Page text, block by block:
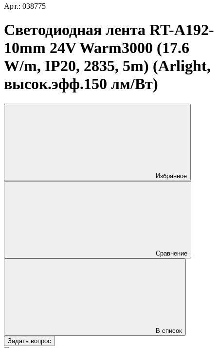
Арт.: 038775
Светодиодная лента RT-A192-
10mm 24V Warm3000 (17.6
W/m, IP20, 2835, 5m) (Arlight,
высок.эфф.150 лм/Вт)
Избранное
Сравнение
В список
Задать вопрос